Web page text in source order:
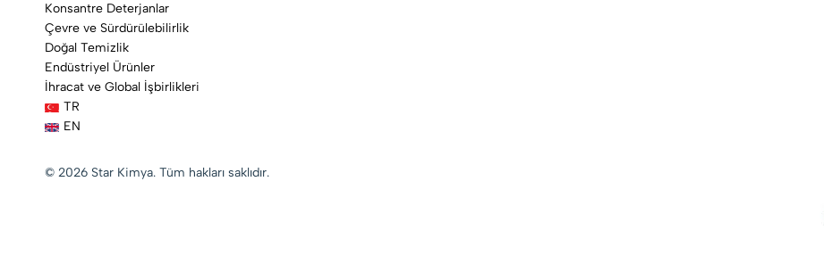
Konsantre Deterjanlar
Çevre ve Sürdürülebilirlik
Doğal Temizlik
Endüstriyel Ürünler
İhracat ve Global İşbirlikleri
TR
EN
© 2026 Star Kimya. Tüm hakları saklıdır.